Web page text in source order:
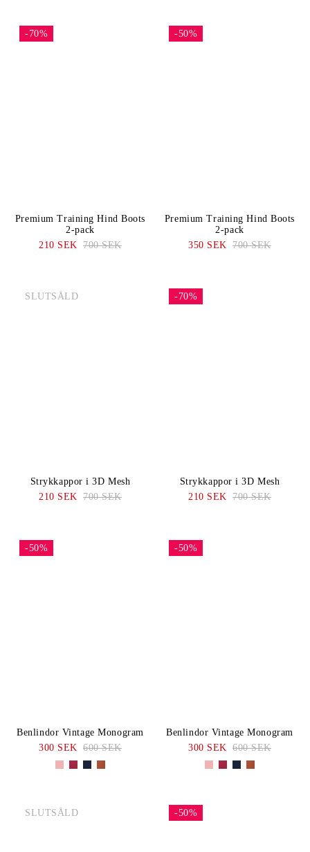
-70%
Premium Training Hind Boots
2-pack
210 SEK 700 SEK
-50%
Premium Training Hind Boots
2-pack
350 SEK 700 SEK
SLUTSÅLD
Strykkappor i 3D Mesh
210 SEK 700 SEK
-70%
Strykkappor i 3D Mesh
210 SEK 700 SEK
-50%
Benlindor Vintage Monogram
300 SEK 600 SEK
-50%
Benlindor Vintage Monogram
300 SEK 600 SEK
SLUTSÅLD -50%